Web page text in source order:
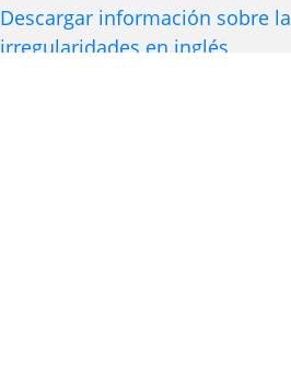
Descargar información sobre
irregularidades en inglés